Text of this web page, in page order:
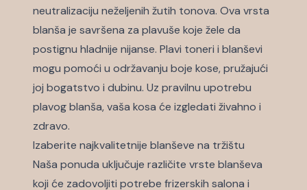
neutralizaciju neželjenih žutih tonova. Ova vrsta
blanša je savršena za plavuše koje žele da
postignu hladnije nijanse. Plavi toneri i blanševi
mogu pomoći u održavanju boje kose, pružajući
joj bogatstvo i dubinu. Uz pravilnu upotrebu
plavog blanša, vaša kosa će izgledati živahno i
zdravo.
Izaberite najkvalitetnije blanševe na tržištu
Naša ponuda uključuje različite vrste blanševa
koji će zadovoljiti potrebe frizerskih salona i